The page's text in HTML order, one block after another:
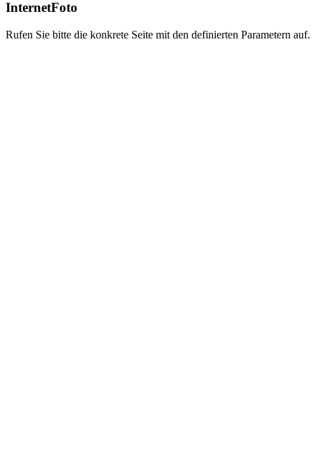
InternetFoto
Rufen Sie bitte die konkrete Seite mit den definierten Parametern auf.